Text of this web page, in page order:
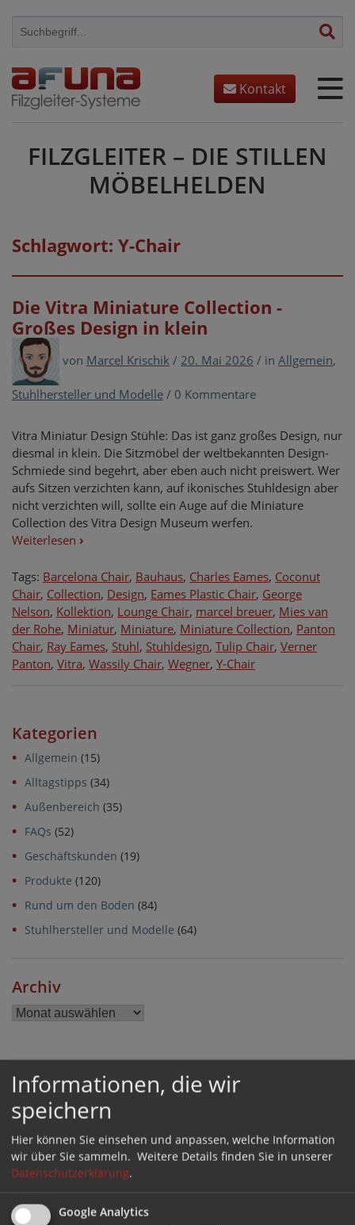
Skip
Kontakt
FILZGLEITER – DIE STILLEN
MÖBELHELDEN
Schlagwort: Y-Chair
Die Vitra Miniature Collection -
Großes Design in klein
von Marcel Krischik / 20. Mai 2026 / in Allgemein,
Stuhlhersteller und Modelle / 0 Kommentare
Vitra Miniatur Design Stühle: Das ist ganz großes Design, nur
diesmal in klein. Die Sitzmöbel der weltbekannten Design-
Schmiede sind begehrt, aber eben auch nicht preiswert. Wer
aufs Sitzen verzichten kann, auf ikonisches Stuhldesign aber
nicht verzichten will, sollte ein Auge auf die Miniature
Collection des Vitra Design Museum werfen.
Weiterlesen ›
Tags: Barcelona Chair, Bauhaus, Charles Eames, Coconut
Chair, Collection, Design, Eames Plastic Chair, George
Nelson, Kollektion, Lounge Chair, marcel breuer, Mies van
der Rohe, Miniatur, Miniature, Miniature Collection, Panton
Chair, Ray Eames, Stuhl, Stuhldesign, Tulip Chair, Verner
Panton, Vitra, Wassily Chair, Wegner, Y-Chair
Kategorien
Allgemein (15)
Alltagstipps (34)
Außenbereich (35)
FAQs (52)
Geschäftskunden (19)
Produkte (120)
Rund um den Boden (84)
Stuhlhersteller und Modelle (64)
Archiv
Archiv
GERÄUSCHHEMMEND UND BODENSCHONEND
Informationen, die wir
speichern
Hier können Sie einsehen und anpassen, welche Information
wir über Sie sammeln. Weitere Details finden Sie in unserer
Datenschutzerklärung.
Google Analytics